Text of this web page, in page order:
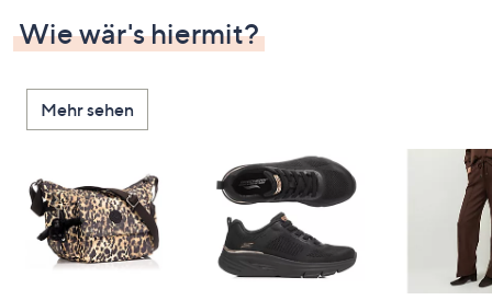
Wie wär's hiermit?
Mehr sehen